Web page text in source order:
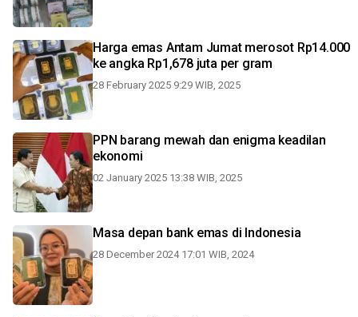
Harga emas Antam Jumat merosot Rp14.000
ke angka Rp1,678 juta per gram
28 February 2025 9:29 WIB, 2025
PPN barang mewah dan enigma keadilan
ekonomi
02 January 2025 13:38 WIB, 2025
Masa depan bank emas di Indonesia
28 December 2024 17:01 WIB, 2024